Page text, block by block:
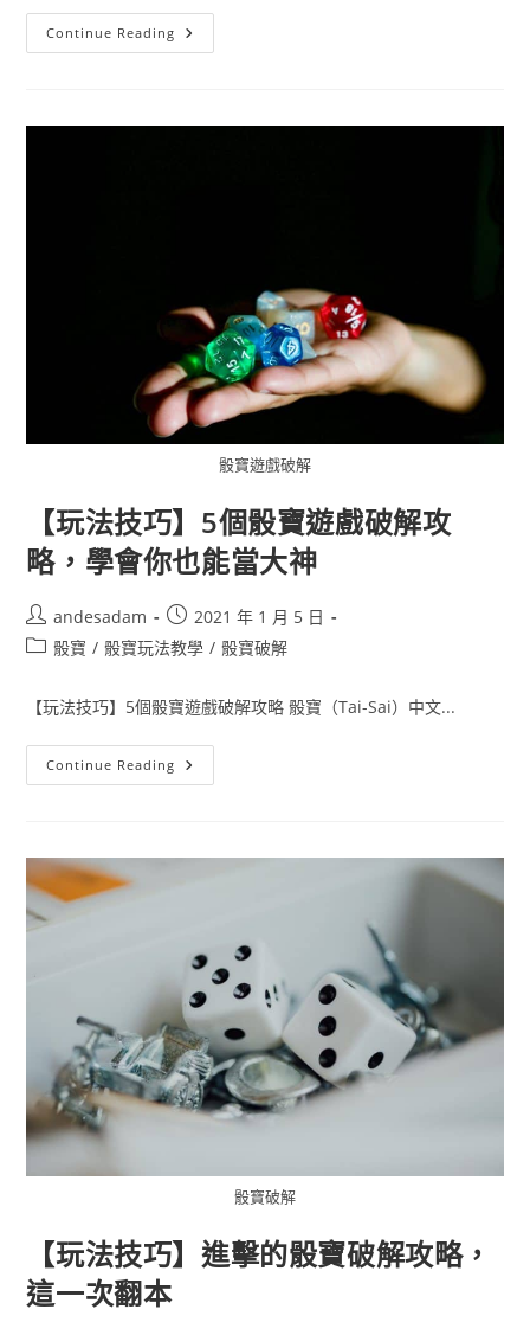
Continue Reading
骰寶遊戲破解
【玩法技巧】5個骰寶遊戲破解攻
略，學會你也能當大神
andesadam
2021 年 1 月 5 日
骰寶 / 骰寶玩法教學 / 骰寶破解
【玩法技巧】5個骰寶遊戲破解攻略 骰寶（Tai-Sai）中文...
Continue Reading
骰寶破解
【玩法技巧】進擊的骰寶破解攻略，
這一次翻本